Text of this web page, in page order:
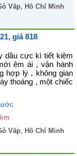
Vấp, Hồ Chí Minh
giá 818
dầu cực kì tiết kiệm
êm ái , vận hành
hợp lý , không gian
thoáng , một chiếc
Vấp, Hồ Chí Minh